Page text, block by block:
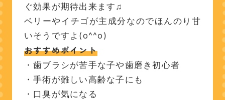
ぐ効果が期待出来ます♫
ベリーやイチゴが主成分なのでほんのり甘
いそうですよ(o^^o)
おすすめポイント
・歯ブラシが苦手な子や歯磨き初心者
・手術が難しい高齢な子にも
・口臭が気になる